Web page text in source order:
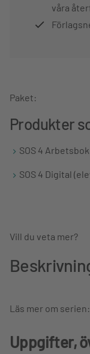
Paket:
Produkter
SOS 4
SOS 4 Digital
Vill du veta mer?
Läs mer om serien:
Uppgifter,
våra